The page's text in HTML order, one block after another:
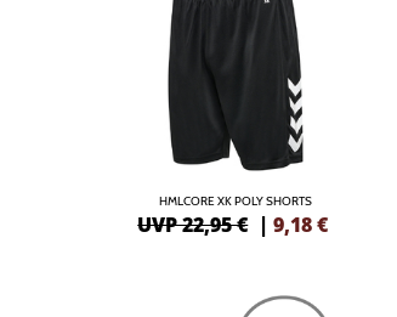
HMLCORE XK POLY SHORTS
UVP 22,95 € |9,18€